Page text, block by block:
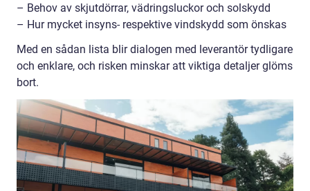
– Behov av skjutdörrar, vädringsluckor och solskydd
– Hur mycket insyns- respektive vindskydd som önskas
Med en sådan lista blir dialogen med leverantör tydligare
och enklare, och risken minskar att viktiga detaljer glöms
bort.